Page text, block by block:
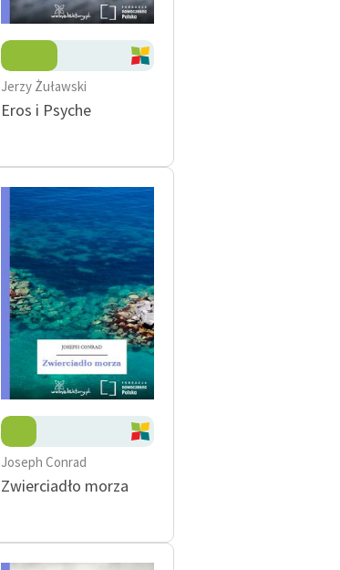
Jerzy Żuławski
Eros i Psyche
Joseph Conrad
Zwierciadło morza